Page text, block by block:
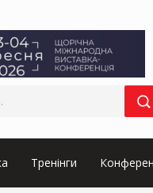
Тренінги